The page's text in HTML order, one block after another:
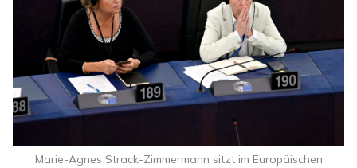
Marie-Agnes Strack-Zimmermann sitzt im Europäischen